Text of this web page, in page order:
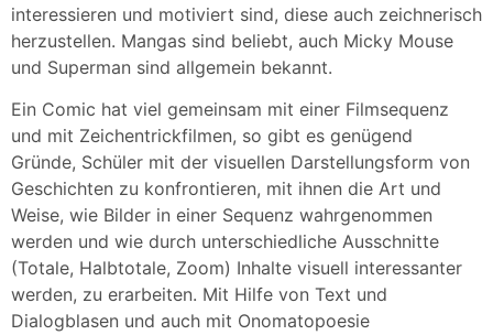
interessieren und motiviert sind, diese auch zeichnerisch
herzustellen. Mangas sind beliebt, auch Micky Mouse
und Superman sind allgemein bekannt.
Ein Comic hat viel gemeinsam mit einer Filmsequenz
und mit Zeichentrickfilmen, so gibt es genügend
Gründe, Schüler mit der visuellen Darstellungsform von
Geschichten zu konfrontieren, mit ihnen die Art und
Weise, wie Bilder in einer Sequenz wahrgenommen
werden und wie durch unterschiedliche Ausschnitte
(Totale, Halbtotale, Zoom) Inhalte visuell interessanter
werden, zu erarbeiten. Mit Hilfe von Text und
Dialogblasen und auch mit Onomatopoesie